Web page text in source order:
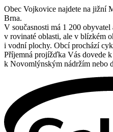
Obec Vojkovice najdete na jižní
Brna.
V současnosti má 1 200
v rovinaté oblasti, ale v blízkém
i vodní plochy. Obcí prochází
Příjemná projížďka Vás dovede
k Novomlýnským nádržím nebo